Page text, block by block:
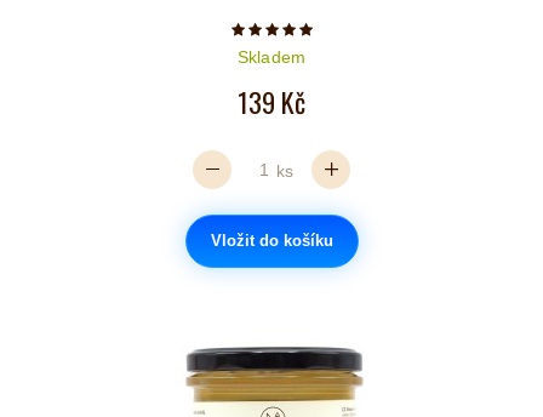
Počet hvězdiček je 5 z 5
Skladem
139 Kč
ks
Vložit do košíku